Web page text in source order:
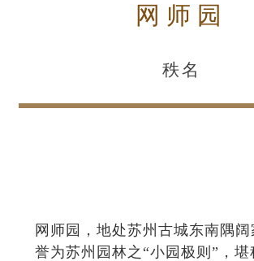
网师园
秩名
网师园，地处苏州古城东南隅
誉为苏州园林之“小园极则”，堪